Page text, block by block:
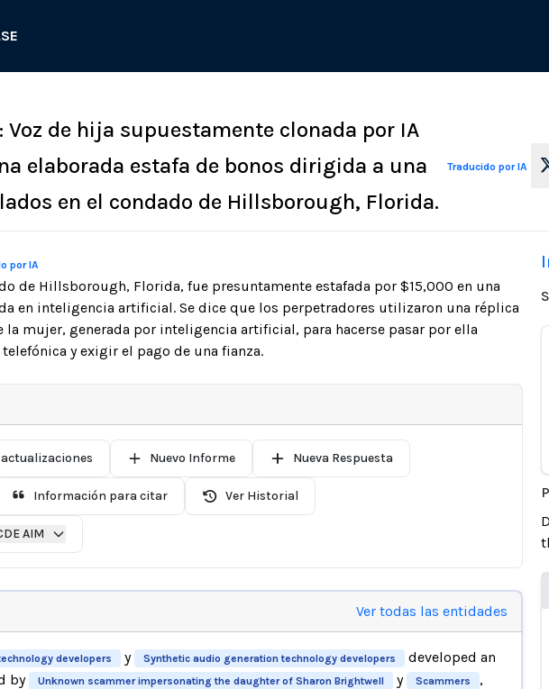
Voz de hija supuestamente clonada por IA
elaborada estafa de bonos dirigida a una
en el condado de Hillsborough, Florida.
Traducido por IA
por IA
de Hillsborough, Florida, fue presuntamente estafada por $15,000 en una
en inteligencia artificial. Se dice que los perpetradores utilizaron una réplica
la mujer, generada por inteligencia artificial, para hacerse pasar por ella
y exigir el pago de una fianza.
Nuevo Informe Nueva Respuesta
Información para citar Ver Historial
AIM
Ver todas las entidades
developers y Synthetic audio generation technology developers
developed an
by
Unknown scammer impersonating the daughter of Sharon Brightwell y Scammers
,